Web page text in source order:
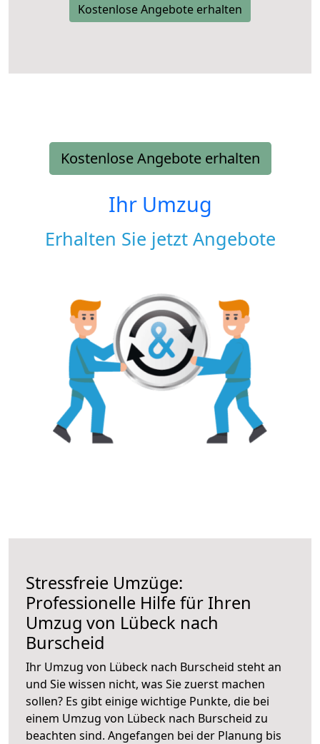
Kostenlose Angebote erhalten
Kostenlose Angebote erhalten
Ihr Umzug
Erhalten Sie jetzt Angebote
Stressfreie Umzüge:
Professionelle Hilfe für Ihren
Umzug von Lübeck nach
Burscheid
Ihr Umzug von Lübeck nach Burscheid steht an
und Sie wissen nicht, was Sie zuerst machen
sollen? Es gibt einige wichtige Punkte, die bei
einem Umzug von Lübeck nach Burscheid zu
beachten sind. Angefangen bei der Planung bis